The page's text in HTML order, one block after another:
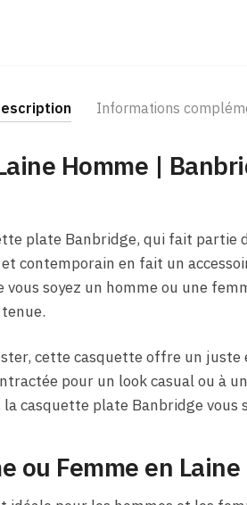
Informations
Homme​ |
plate Banbridge, qui fait partie
contemporain en fait un
vous soyez un homme ou une
cette casquette offre un
pour un look casual ou à
casquette plate Banbridge vous
ou Femme en Laine